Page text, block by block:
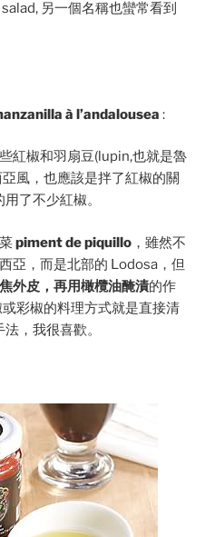
另一個名稱也蠻常看到
à l’andalousea :
紅椒和羽扇豆(lupin,也就是魯
風，也應該是拌了紅椒的關
了不少紅椒。
piment de piquillo ，雖然不
亞，而是北部的 Lodosa，但
外皮，再用橄欖油醃漬的作
彩椒的料理方式就是直接清
，我很喜歡。